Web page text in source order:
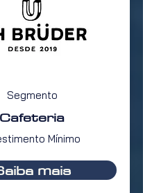
Segmento
Cafeteria
Mínimo
mais